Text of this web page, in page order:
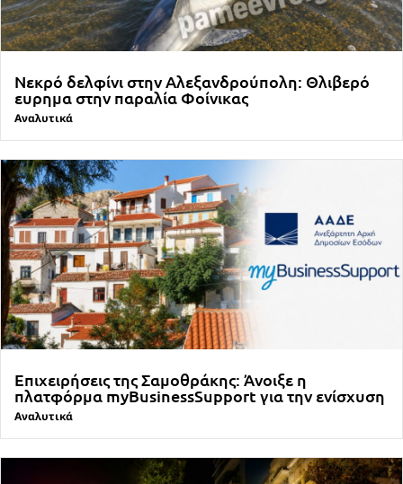
Νεκρό δελφίνι στην Αλεξανδρούπολη: Θλιβερό
ευρημα στην παραλία Φοίνικας
Αναλυτικά
Επιχειρήσεις της Σαμοθράκης: Άνοιξε η
πλατφόρμα myBusinessSupport για την ενίσχυση
Αναλυτικά